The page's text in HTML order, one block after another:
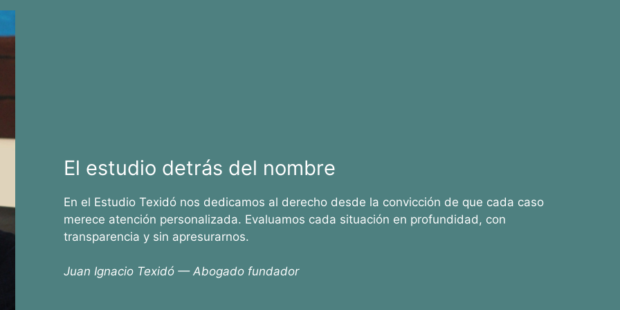
El estudio detrás del nombre
En el Estudio Texidó nos dedicamos al derecho desde la convicción de que cada caso
merece atención personalizada. Evaluamos cada situación en profundidad, con
transparencia y sin apresurarnos.
Juan Ignacio Texidó — Abogado fundador